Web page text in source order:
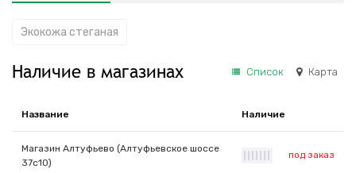
Экокожа стеганая
Наличие в магазинах Список Карта
Название Наличие
Магазин Алтуфьево (Алтуфьевское шоссе
37с10)
под заказ